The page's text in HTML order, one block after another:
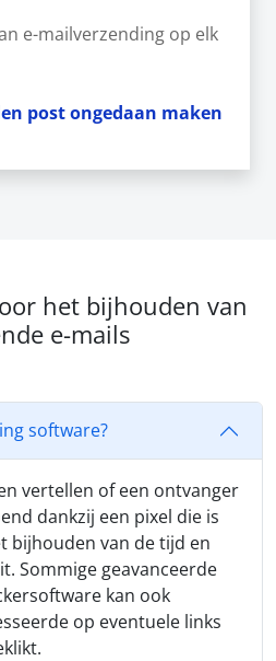
e-mailverzending op elk
post ongedaan maken
het bijhouden van
e-mails
software?
vertellen of een ontvanger
dankzij een pixel die is
bijhouden van de tijd en
Sommige geavanceerde
kan ook
op eventuele links